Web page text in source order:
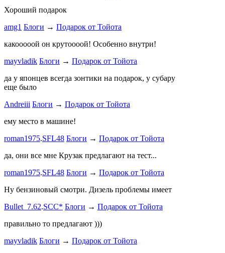
Хороший подарок
amg1 Блоги → Подарок от Тойота
какооооой он крутоооой! Особенно внутри!
mayvladik Блоги → Подарок от Тойота
да у японцев всегда зонтики на подарок, у субару
еще было
Andreiii Блоги → Подарок от Тойота
ему место в машине!
roman1975.SFL48 Блоги → Подарок от Тойота
да, они все мне Крузак предлагают на тест...
roman1975.SFL48 Блоги → Подарок от Тойота
Ну бензиновый смотри. Дизель проблемы имеет
Bullet_7.62.SCC* Блоги → Подарок от Тойота
правильно то предлагают )))
mayvladik Блоги → Подарок от Тойота